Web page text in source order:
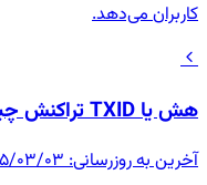
کاربران می‌دهد.
هش یا TXID تراکنش چیست؟
آخرین به روزرسانی:۱۴۰۵/